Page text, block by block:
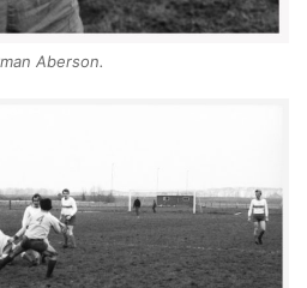
Aberson.